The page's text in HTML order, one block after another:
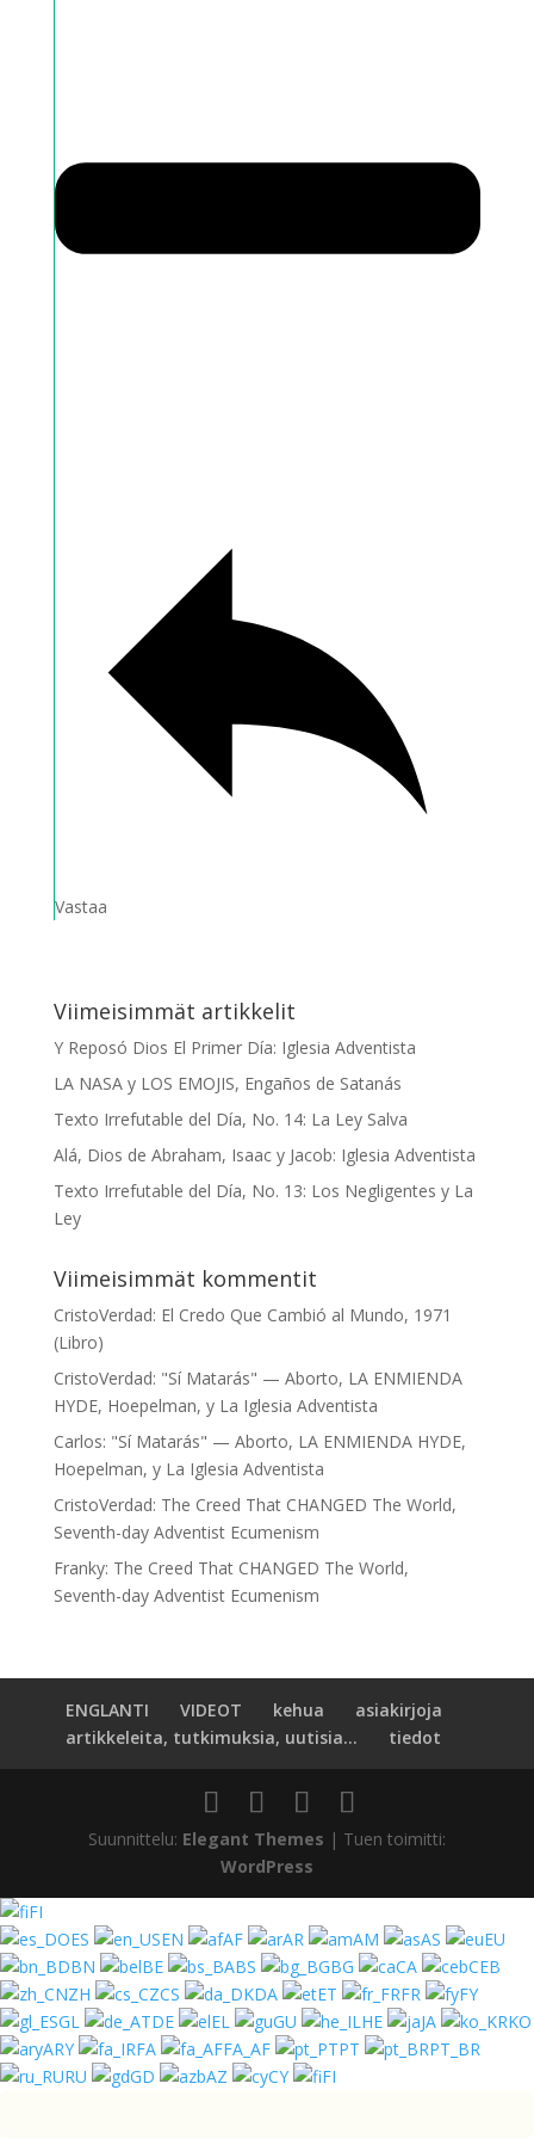
Vastaa
Viimeisimmät artikkelit
Y Reposó Dios El Primer Día: Iglesia Adventista
LA NASA y LOS EMOJIS, Engaños de Satanás
Texto Irrefutable del Día, No. 14: La Ley Salva
Alá, Dios de Abraham, Isaac y Jacob: Iglesia Adventista
Texto Irrefutable del Día, No. 13: Los Negligentes y La
Ley
Viimeisimmät kommentit
CristoVerdad: El Credo Que Cambió al Mundo, 1971
(Libro)
CristoVerdad: "Sí Matarás" — Aborto, LA ENMIENDA
HYDE, Hoepelman, y La Iglesia Adventista
Carlos: "Sí Matarás" — Aborto, LA ENMIENDA HYDE,
Hoepelman, y La Iglesia Adventista
CristoVerdad: The Creed That CHANGED The World,
Seventh-day Adventist Ecumenism
Franky: The Creed That CHANGED The World,
Seventh-day Adventist Ecumenism
ENGLANTI VIDEOT kehua
asiakirjoja
artikkeleita, tutkimuksia, uutisia...
tiedot
Suunnittelu: Elegant Themes | Tuen toimitti:
WordPress
FI
ES
EN AF AR AM AS
EU
BN
BE BS BG CA
CEB
ZH
CS DA ET FR
FY
GL
DE EL GU HE JA
KO
ARY
FA FA_AF PT
PT_BR
RU
GD AZ CY FI